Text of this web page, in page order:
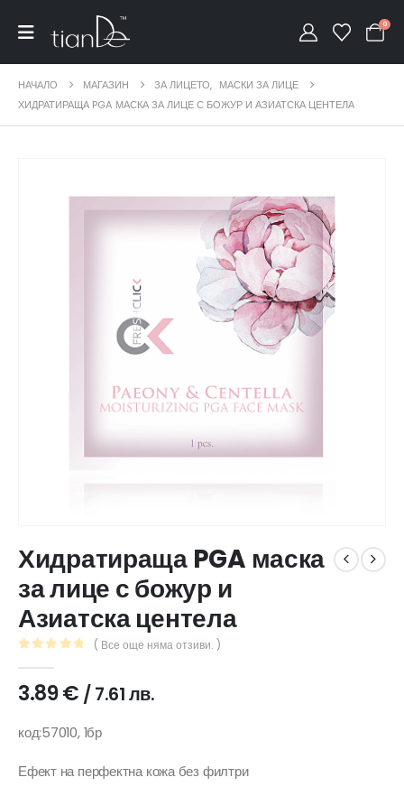
0
НАЧАЛО МАГАЗИН ЗА ЛИЦЕТО, МАСКИ ЗА ЛИЦЕ
ХИДРАТИРАЩА PGA МАСКА ЗА ЛИЦЕ С БОЖУР И АЗИАТСКА ЦЕНТЕЛА
Хидратираща PGA маска
за лице с божур и
Азиатска центела
( Все още няма отзиви. )
3.89€ / 7.61 лв.
код:57010, 1бр
Ефект на перфектна кожа без филтри